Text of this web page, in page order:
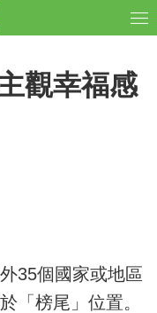
觀幸福感
35個國家或地區
「榜尾」位置。